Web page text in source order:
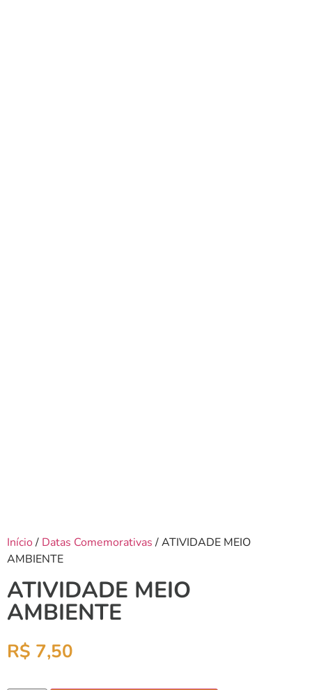
Início/ Datas Comemorativas / ATIVIDADE MEIO
AMBIENTE
ATIVIDADE MEIO
AMBIENTE
R$ 7,50